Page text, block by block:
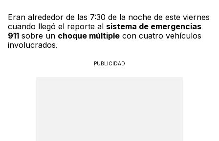
Eran alrededor de las 7:30 de la noche de este viernes
cuando llegó el reporte al sistema de emergencias
911 sobre un choque múltiple con cuatro vehículos
involucrados.
PUBLICIDAD